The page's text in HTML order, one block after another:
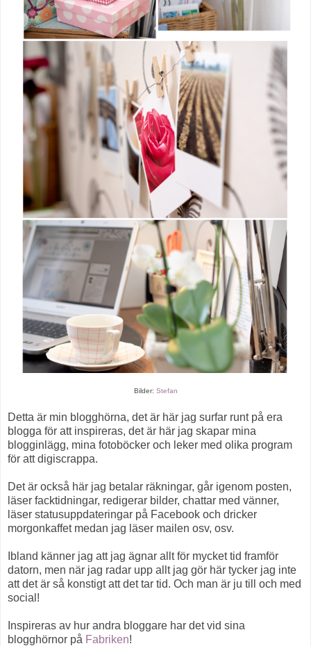
Bilder: Stefan
Detta är min blogghörna, det är här jag surfar runt på era
blogga för att inspireras, det är här jag skapar mina
blogginlägg, mina fotoböcker och leker med olika program
för att digiscrappa.
Det är också här jag betalar räkningar, går igenom posten,
läser facktidningar, redigerar bilder, chattar med vänner,
läser statusuppdateringar på Facebook och dricker
morgonkaffet medan jag läser mailen osv, osv.
Ibland känner jag att jag ägnar allt för mycket tid framför
datorn, men när jag radar upp allt jag gör här tycker jag inte
att det är så konstigt att det tar tid. Och man är ju till och med
social!
Inspireras av hur andra bloggare har det vid sina
blogghörnor på Fabriken!